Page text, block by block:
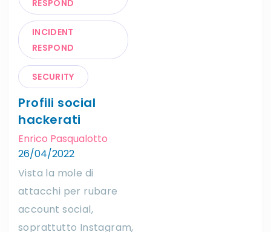
RESPOND
INCIDENT
RESPOND
SECURITY
Profili social
hackerati
Enrico Pasqualotto
26/04/2022
Vista la mole di
attacchi per rubare
account social,
soprattutto Instagram,